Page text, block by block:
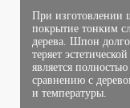
При
покрытие тонким
дерева. Шпон
теряет
является
сравнению с
и температуры.